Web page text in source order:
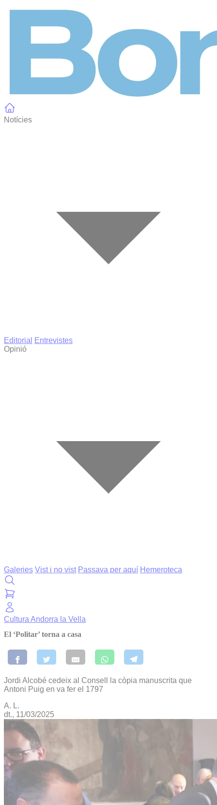
Notícies
Editorial
Entrevistes
Opinió
Galeries Vist i no vist Passava per aquí Hemeroteca
Cultura Andorra la Vella
El ‘Politar’ torna a casa
Jordi Alcobé cedeix al Consell la còpia manuscrita que
Antoni Puig en va fer el 1797
A. L.
dt., 11/03/2025